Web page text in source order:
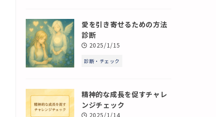
愛を引き寄せるための方法
診断
2025/1/15
診断・チェック
精神的な成長を促すチャレ
ンジチェック
2025/1/14